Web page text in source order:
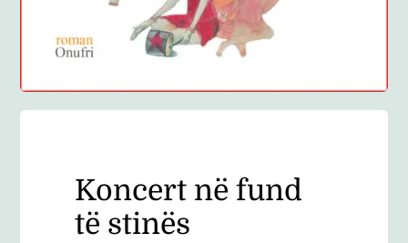
Koncert në fund
të stinës